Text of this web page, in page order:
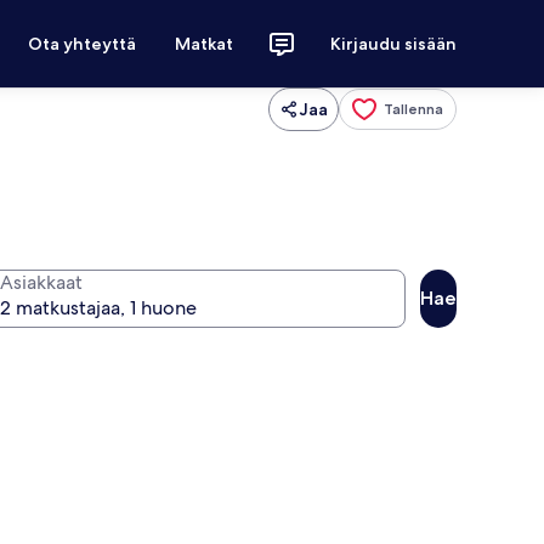
Ota yhteyttä Matkat Kirjaudu sisään
Jaa Tallenna
Asiakkaat
Hae